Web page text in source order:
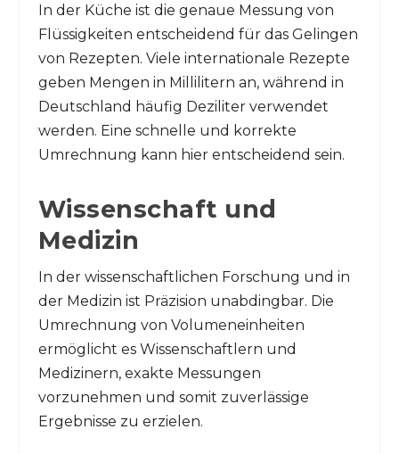
In der Küche ist die genaue Messung von
Flüssigkeiten entscheidend für das Gelingen
von Rezepten. Viele internationale Rezepte
geben Mengen in Millilitern an, während in
Deutschland häufig Deziliter verwendet
werden. Eine schnelle und korrekte
Umrechnung kann hier entscheidend sein.
Wissenschaft und
Medizin
In der wissenschaftlichen Forschung und in
der Medizin ist Präzision unabdingbar. Die
Umrechnung von Volumeneinheiten
ermöglicht es Wissenschaftlern und
Medizinern, exakte Messungen
vorzunehmen und somit zuverlässige
Ergebnisse zu erzielen.